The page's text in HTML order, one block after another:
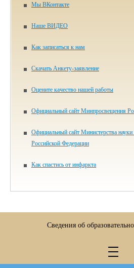
Мы ВКонтакте
Наше ВИДЕО
Как записаться к нам
Скачать Анкету-заявление
Оцените качество нашей работы
Официальный сайт Минпросвещения
Официальный сайт Министерства
Российской Федерации
Как спастись от инфаркта
Сведения об